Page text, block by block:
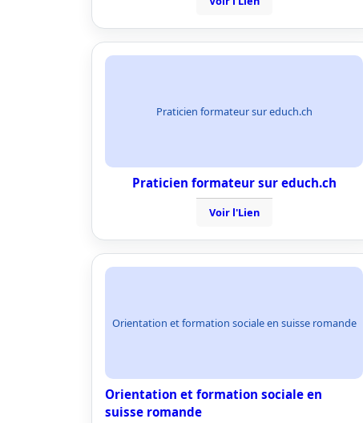
Praticien formateur sur educh.ch
Praticien formateur sur educh.ch
Voir l'Lien
Orientation et formation sociale en suisse romande
Orientation et formation sociale en
suisse romande